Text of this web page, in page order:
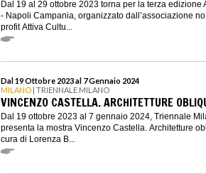
Dal 19 al 29 ottobre 2023 torna per la terza edizione
- Napoli Campania, organizzato dall’associazione no
profit Attiva Cultu...
Dal 19 Ottobre 2023 al 7 Gennaio 2024
MILANO | TRIENNALE MILANO
VINCENZO CASTELLA. ARCHITETTURE
Dal 19 ottobre 2023 al 7 gennaio 2024, Triennale
presenta la mostra Vincenzo Castella. Architetture
cura di Lorenza B...